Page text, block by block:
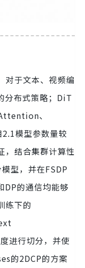
对于文本、视频编
分布式策略；DiT
、
模型参数量较
，结合集群计算性
型，并在FSDP
DP的通信均能够
练下的
进行切分，并使
的2DCP的方案